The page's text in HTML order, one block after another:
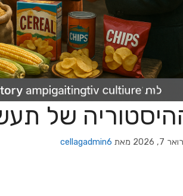
של
7, 2026 מאת cellagadmin6